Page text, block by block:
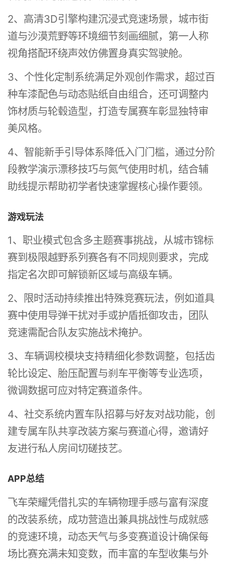
2、高清3D引擎构建沉浸式竞速场景，城市街
道与沙漠荒野等环境细节刻画细腻，第一人称
视角搭配环绕声效仿佛置身真实驾驶舱。
3、个性化定制系统满足外观创作需求，超过百
种车漆配色与动态贴纸自由组合，还可调整内
饰材质与轮毂造型，打造专属赛车彰显独特审
美风格。
4、智能新手引导体系降低入门门槛，通过分阶
段教学演示漂移技巧与氮气使用时机，结合辅
助线提示帮助初学者快速掌握核心操作要领。
游戏玩法
1、职业模式包含多主题赛事挑战，从城市锦标
赛到极限越野系列赛各有不同规则要求，完成
指定名次即可解锁新区域与高级车辆。
2、限时活动持续推出特殊竞赛玩法，例如道具
赛中使用导弹干扰对手或护盾抵御攻击，团队
竞速需配合队友实施战术掩护。
3、车辆调校模块支持精细化参数调整，包括齿
轮比设定、胎压配置与刹车平衡等专业选项，
微调数据可应对特定赛道条件。
4、社交系统内置车队招募与好友对战功能，创
建专属车队共享改装方案与赛道心得，邀请好
友进行私人房间切磋技艺。
APP总结
飞车荣耀凭借扎实的车辆物理手感与富有深度
的改装系统，成功营造出兼具挑战性与成就感
的竞速环境，动态天气与多变赛道设计确保每
场比赛充满未知变数，而丰富的车型收集与外